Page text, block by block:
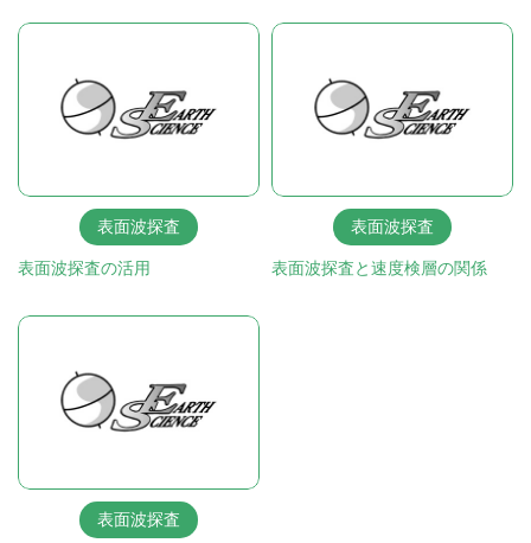
表面波探査
表面波探査の活用
表面波探査
表面波探査と速度検層の関係
表面波探査